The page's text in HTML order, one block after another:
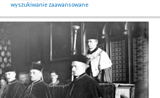
wyszukiwanie zaawansowane